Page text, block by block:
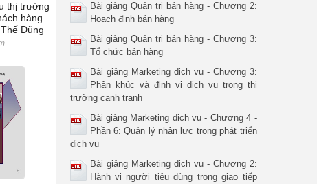
thị trường
hàng
Dũng
Bài giảng Quản trị bán hàng - Chương 2:
Hoạch định bán hàng
Bài giảng Quản trị bán hàng - Chương 3:
Tổ chức bán hàng
Bài giảng Marketing dịch vụ - Chương 3:
Phân khúc và định vị dịch vụ trong thị
trường cạnh tranh
Bài giảng Marketing dịch vụ - Chương 4 -
Phần 6: Quản lý nhân lực trong phát triển
dịch vụ
Bài giảng Marketing dịch vụ - Chương 2:
Hành vi người tiêu dùng trong giao tiếp